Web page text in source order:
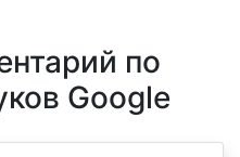
по
Google